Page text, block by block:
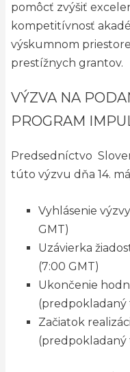
pomôcť zvýšiť
kompetitívnosť
výskumnom
prestížnych grantov.
VÝZVA NA
PROGRAM
Predsedníctvo
túto výzvu dňa 14.
Vyhlásenie
GMT)
Uzávierka
(7:00 GMT)
Ukončenie
Začiatok